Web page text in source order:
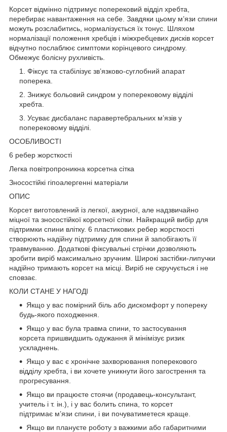
Корсет відмінно підтримує поперековий відділ хребта,
перебирає навантаження на себе. Завдяки цьому м’язи спини
можуть розслабитись, нормалізується їх тонус. Шляхом
нормалізації положення хребців і міжхребцевих дисків корсет
відчутно послаблює симптоми корінцевого синдрому.
Обмежує болісну рухливість.
Фіксує та стабілізує зв’язково-суглобний апарат
поперека.
Знижує больовий синдром у поперековому відділі
хребта.
Усуває дисбаланс паравертебральних м’язів у
поперековому відділі.
ОСОБЛИВОСТІ
6 ребер жорсткості
Легка повітропроникна корсетна сітка
Зносостійкі гіпоалергенні матеріали
ОПИС
Корсет виготовлений із легкої, ажурної, але надзвичайно
міцної та зносостійкої корсетної сітки. Найкращий вибір для
підтримки спини влітку. 6 пластикових ребер жорсткості
створюють надійну підтримку для спини й запобігають її
травмуванню. Додаткові фіксувальні стрічки дозволяють
зробити виріб максимально зручним. Широкі застібки-липучки
надійно тримають корсет на місці. Виріб не скручується і не
сповзає.
КОЛИ СТАНЕ У НАГОДІ
Якщо у вас помірний біль або дискомфорт у попереку
будь-якого походження.
Якщо у вас була травма спини, то застосування
корсета пришвидшить одужання й мінімізує ризик
ускладнень.
Якщо у вас є хронічне захворювання поперекового
відділу хребта, і ви хочете уникнути його загострення та
прогресування.
Якщо ви працюєте стоячи (продавець-консультант,
учитель і т. ін.), і у вас болить спина, то корсет
підтримає м’язи спини, і ви почуватиметеся краще.
Якщо ви плануєте роботу з важкими або габаритними